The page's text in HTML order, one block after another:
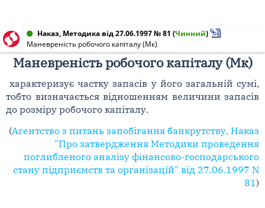
Наказ, Методика від 27.06.1997 № 81 (Чинний)
Маневреність робочого капіталу (Мк)